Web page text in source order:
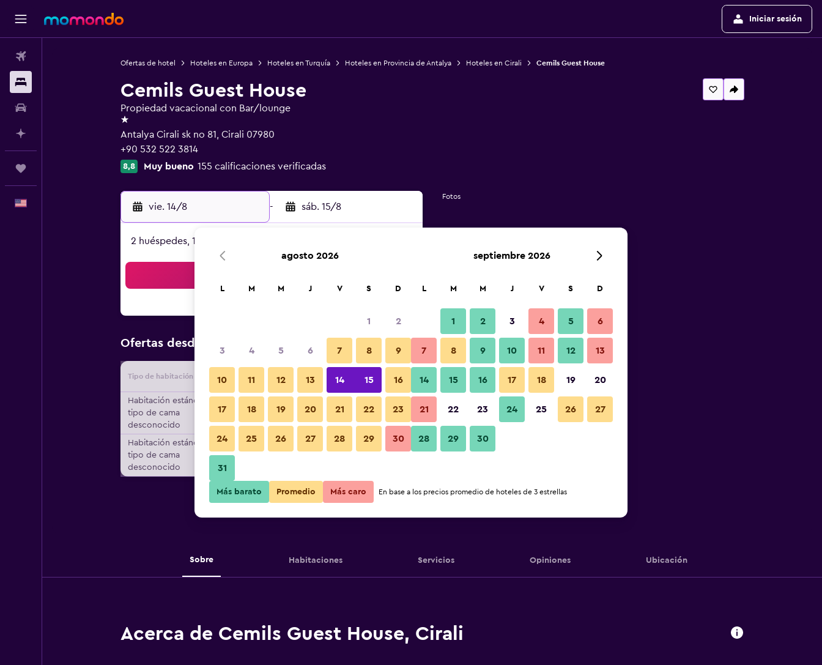
Iniciar sesión
Ofertas de hotel Hoteles en Europa Hoteles en Turquía Hoteles en Provincia de Antalya Hoteles en Cirali Cemils Guest House
Cemils Guest House
Propiedad vacacional con Bar/lounge
1 estrella
Antalya Cirali sk no 81, Cirali 07980
+90 532 522 3814
8,8 Muy bueno 155 calificaciones verificadas
vie. 14/8 - sáb. 15/8
2 huéspedes, 1 habitación
Ofertas desde Oferta más barata de precio por noche
Tipo de habitación Proveedor Total noche
Habitación estándar,
tipo de cama
desconocido
$63 Ver oferta
Habitación estándar,
tipo de cama
desconocido
Fotos
Sobre Habitaciones Servicios Opiniones Ubicación
Acerca de Cemils Guest House, Cirali
agosto 2026
L M M J V S D
1 2
3 4 5 6 7 8 9
10 11 12 13 14 15 16
17 18 19 20 21 22 23
24 25 26 27 28 29 30
31
septiembre 2026
L M M J V S D
1 2 3 4 5 6
7 8 9 10 11 12 13
14 15 16 17 18 19 20
21 22 23 24 25 26 27
28 29 30
Más barato Promedio Más caro En base a los precios promedio de hoteles de 3 estrellas